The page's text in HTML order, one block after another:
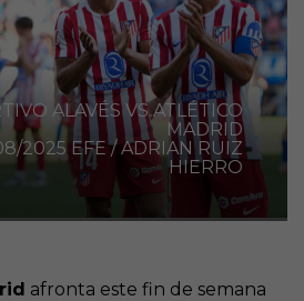
ALAVÉS VS ATLÉTICO
MADRID
2025 EFE / ADRIAN RUIZ
HIERRO
afronta este fin de semana